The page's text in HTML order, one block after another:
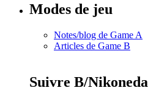
Modes de jeu
Notes/blog de Game A
Articles de Game B
Suivre B/Nikoneda